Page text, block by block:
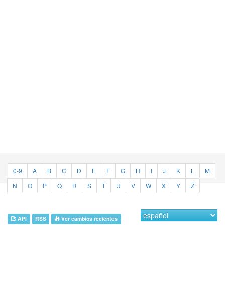
0-9 A B C D E F G H I J K L
M
N
O P Q R S T U V W X Y Z
API RSS Ver cambios recientes